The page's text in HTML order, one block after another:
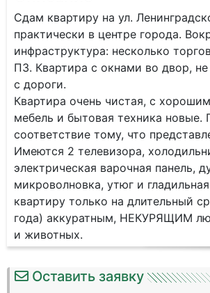
Сдам квартиру на ул.
практически в центре города.
инфраструктура: несколько
ПЗ. Квартира с окнами во двор,
с дороги.
Квартира очень чистая, с
мебель и бытовая техника новые.
соответствие тому, что
Имеются 2 телевизора,
электрическая варочная панель,
микроволновка, утюг и
квартиру только на длительный
года) аккуратным, НЕКУРЯЩИМ
и животных.
Оставить заявку